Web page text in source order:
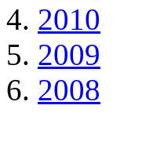
2010
2009
2008